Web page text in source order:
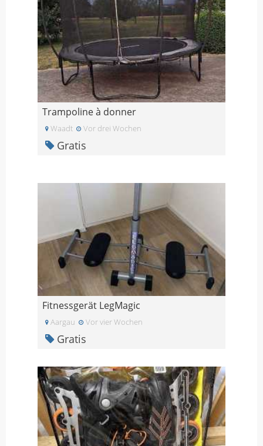
Trampoline à donner
Waadt Vor drei Wochen
Gratis
Fitnessgerät LegMagic
Aargau Vor vier Wochen
Gratis